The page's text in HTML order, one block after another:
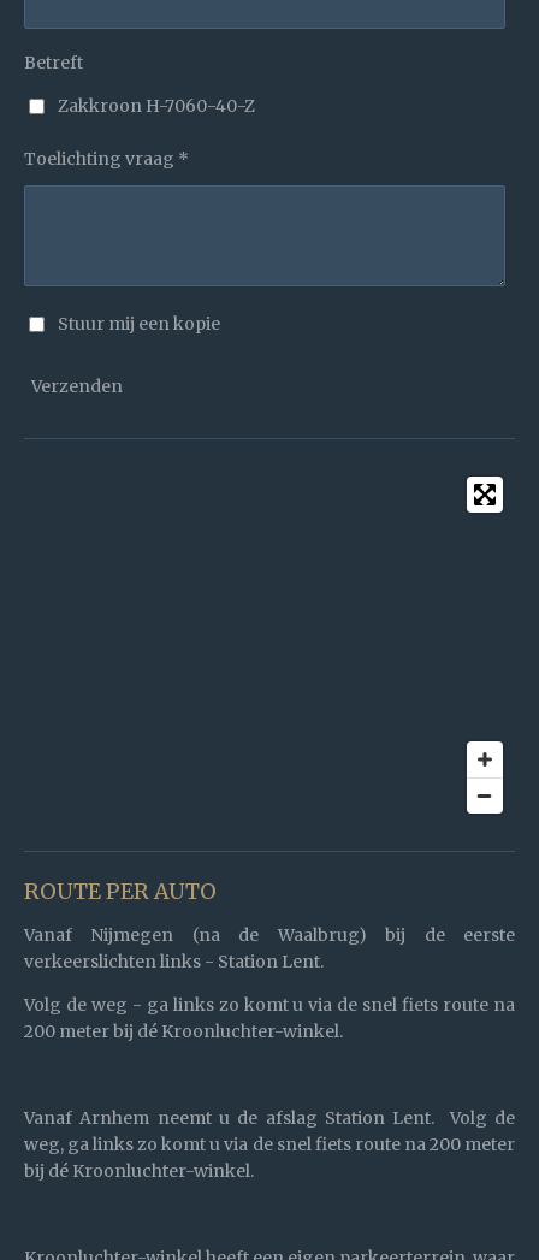
Betreft
Zakkroon H-7060-40-Z
Toelichting vraag *
Stuur mij een kopie
Verzenden
ROUTE PER AUTO
Vanaf Nijmegen (na de Waalbrug) bij de eerste
verkeerslichten links - Station Lent.
Volg de weg - ga links zo komt u via de snel fiets route na
200 meter bij dé Kroonluchter-winkel.
Vanaf Arnhem neemt u de afslag Station Lent. Volg de
weg, ga links zo komt u via de snel fiets route na 200 meter
bij dé Kroonluchter-winkel.